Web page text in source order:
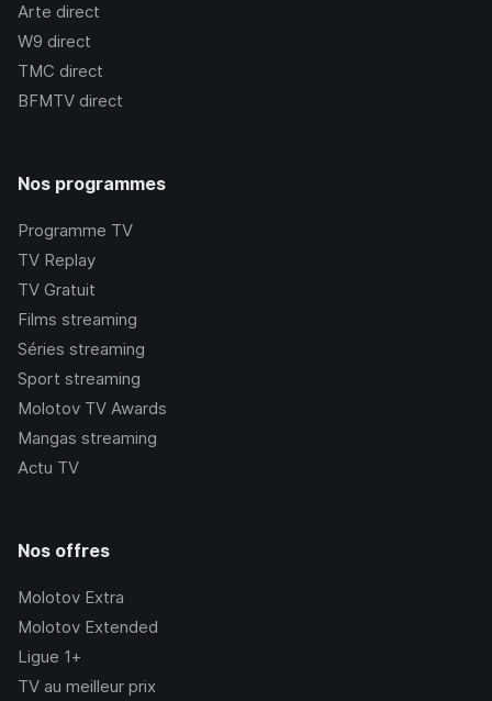
Arte direct
W9 direct
TMC direct
BFMTV direct
Nos programmes
Programme TV
TV Replay
TV Gratuit
Films streaming
Séries streaming
Sport streaming
Molotov TV Awards
Mangas streaming
Actu TV
Nos offres
Molotov Extra
Molotov Extended
Ligue 1+
TV au meilleur prix